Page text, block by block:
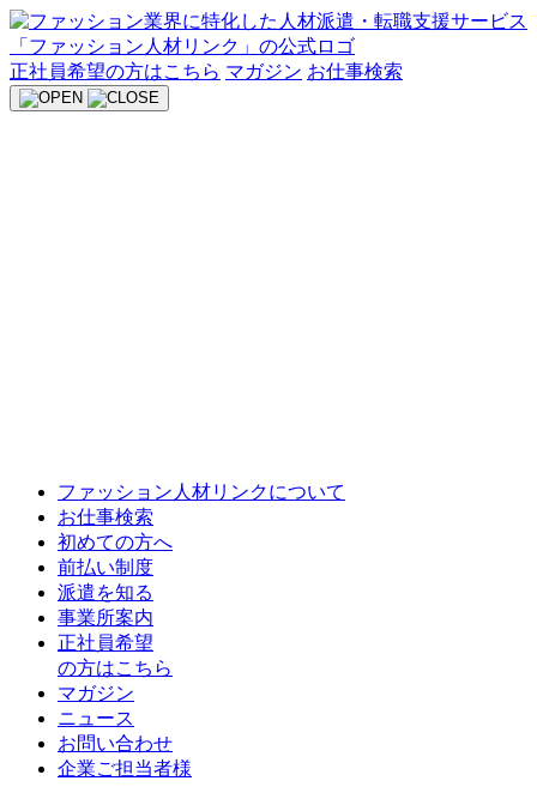
Skip
to
content
正社員希望の方はこちら マガジン お仕事検索
ファッション人材リンクについて
お仕事検索
初めての方へ
前払い制度
派遣を知る
事業所案内
正社員希望
の方はこちら
マガジン
ニュース
お問い合わせ
企業ご担当者様